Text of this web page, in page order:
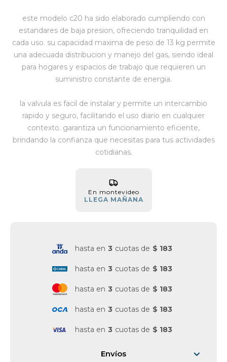
este modelo c20 ha sido elaborado cumpliendo con
estandares de baja presion, ofreciendo tranquilidad en
cada uso. su capacidad maxima de peso de 13 kg permite
una adecuada distribucion y manejo del gas, siendo ideal
para hogares y espacios de trabajo que requieren un
suministro constante de energia.
la valvula es facil de instalar y permite un intercambio
rapido y seguro, facilitando el uso diario en cualquier
contexto. garantiza un funcionamiento eficiente,
brindando la confianza que necesitas para tus actividades
cotidianas.
En montevideo
LLEGA MAÑANA
hasta en 3 cuotas de $ 183
hasta en 3 cuotas de $ 183
hasta en 3 cuotas de $ 183
hasta en 3 cuotas de $ 183
hasta en 3 cuotas de $ 183
Envíos
Vestimenta y calzado